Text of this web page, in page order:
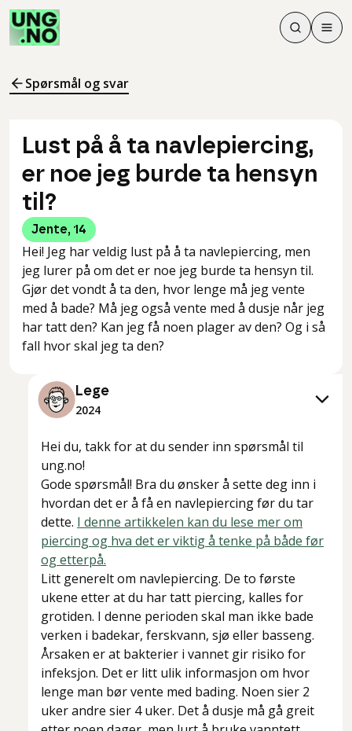
Søk
Søk
Meny
Spørsmål og svar
Lust på å ta navlepiercing,
er noe jeg burde ta hensyn
til?
Jente, 14
Hei! Jeg har veldig lust på å ta navlepiercing, men
jeg lurer på om det er noe jeg burde ta hensyn til.
Gjør det vondt å ta den, hvor lenge må jeg vente
med å bade? Må jeg også vente med å dusje når jeg
har tatt den? Kan jeg få noen plager av den? Og i så
fall hvor skal jeg ta den?
Lege
2024
Hei du, takk for at du sender inn spørsmål til
ung.no!
Gode spørsmål! Bra du ønsker å sette deg inn i
hvordan det er å få en navlepiercing før du tar
dette. I denne artikkelen kan du lese mer om
piercing og hva det er viktig å tenke på både før
og etterpå.
Litt generelt om navlepiercing. De to første
ukene etter at du har tatt piercing, kalles for
grotiden. I denne perioden skal man ikke bade
verken i badekar, ferskvann, sjø eller basseng.
Årsaken er at bakterier i vannet gir risiko for
infeksjon. Det er litt ulik informasjon om hvor
lenge man bør vente med bading. Noen sier 2
uker andre sier 4 uker. Det å dusje må gå greit